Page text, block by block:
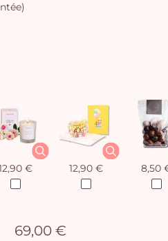
69,00 €
€ 12,90 € 8,50